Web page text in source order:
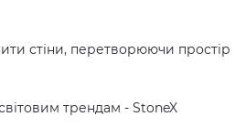
стіни, перетворюючи простір
трендам - StoneX